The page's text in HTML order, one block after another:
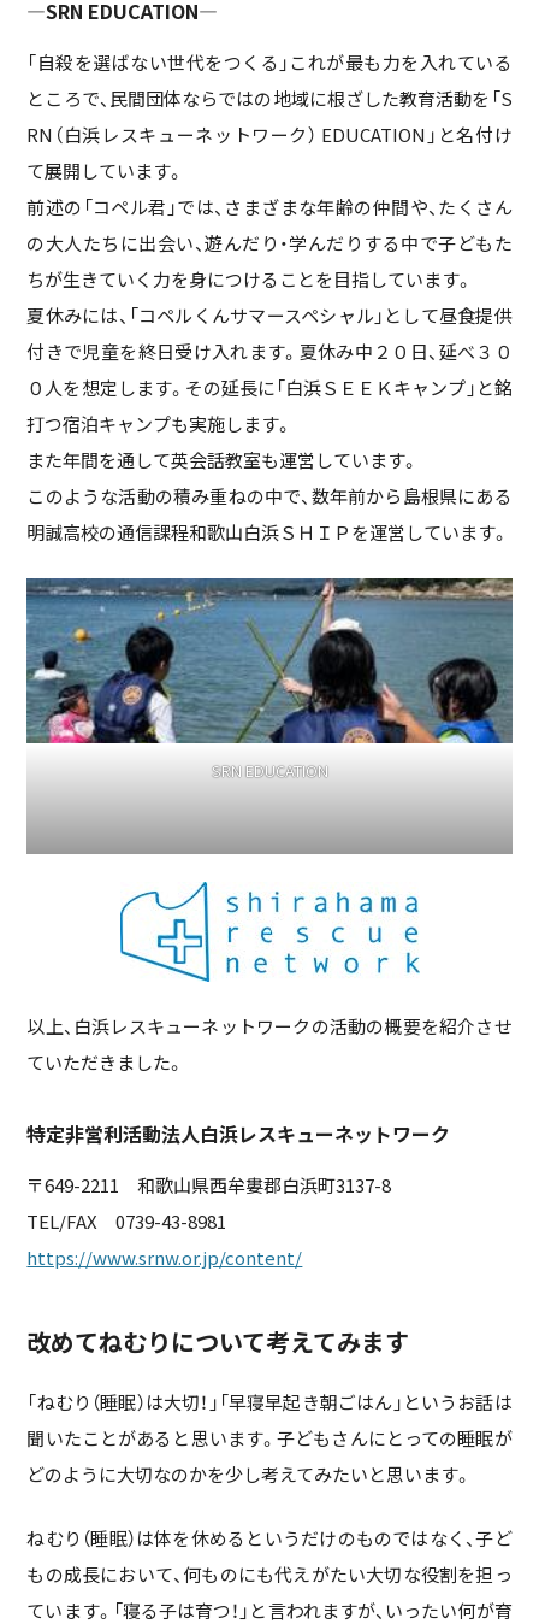
―SRN EDUCATION―
「自殺を選ばない世代をつくる」これが最も力を入れている
ところで、民間団体ならではの地域に根ざした教育活動を「S
RN（白浜レスキューネットワーク） EDUCATION」と名付け
て展開しています。
前述の「コペル君」では、さまざまな年齢の仲間や、たくさん
の大人たちに出会い、遊んだり・学んだりする中で子どもた
ちが生きていく力を身につけることを目指しています。
夏休みには、「コペルくんサマースペシャル」として昼食提供
付きで児童を終日受け入れます。夏休み中２０日、延べ３０
０人を想定します。その延長に「白浜ＳＥＥＫキャンプ」と銘
打つ宿泊キャンプも実施します。
また年間を通して英会話教室も運営しています。
このような活動の積み重ねの中で、数年前から島根県にある
明誠高校の通信課程和歌山白浜ＳＨＩＰを運営しています。
SRN EDUCATION
以上、白浜レスキューネットワークの活動の概要を紹介させ
ていただきました。
特定非営利活動法人白浜レスキューネットワーク
〒649-2211 和歌山県西牟婁郡白浜町3137-8
TEL/FAX 0739-43-8981
https://www.srnw.or.jp/content/
改めてねむりについて考えてみます
「ねむり（睡眠）は大切！」「早寝早起き朝ごはん」というお話は
聞いたことがあると思います。子どもさんにとっての睡眠が
どのように大切なのかを少し考えてみたいと思います。
ねむり（睡眠）は体を休めるというだけのものではなく、子ど
もの成長において、何ものにも代えがたい大切な役割を担っ
ています。「寝る子は育つ！」と言われますが、いったい何が育